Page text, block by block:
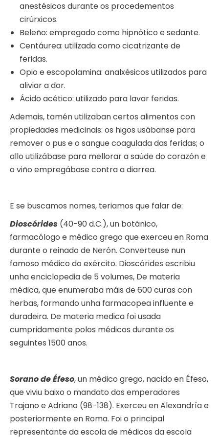
anestésicos durante os procedementos
cirúrxicos.
Beleño: empregado como hipnótico e sedante.
Centáurea: utilizada como cicatrizante de
feridas.
Opio e escopolamina: analxésicos utilizados para
aliviar a dor.
Ácido acético: utilizado para lavar feridas.
Ademais, tamén utilizaban certos alimentos con
propiedades medicinais: os higos usábanse para
remover o pus e o sangue coagulada das feridas; o
allo utilizábase para mellorar a saúde do corazón e
o viño empregábase contra a diarrea.
E se buscamos nomes, teriamos que falar de:
Dioscórides (40-90 d.C.), un botánico,
farmacólogo e médico grego que exerceu en Roma
durante o reinado de Nerón. Converteuse nun
famoso médico do exército. Dioscórides escribiu
unha enciclopedia de 5 volumes, De materia
médica, que enumeraba máis de 600 curas con
herbas, formando unha farmacopea influente e
duradeira. De materia medica foi usada
cumpridamente polos médicos durante os
seguintes 1500 anos.
Sorano de Éfeso, un médico grego, nacido en Éfeso,
que viviu baixo o mandato dos emperadores
Trajano e Adriano (98-138). Exerceu en Alexandría e
posteriormente en Roma. Foi o principal
representante da escola de médicos da escola